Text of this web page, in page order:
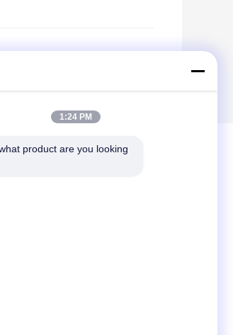
1:24 PM
product are you looking